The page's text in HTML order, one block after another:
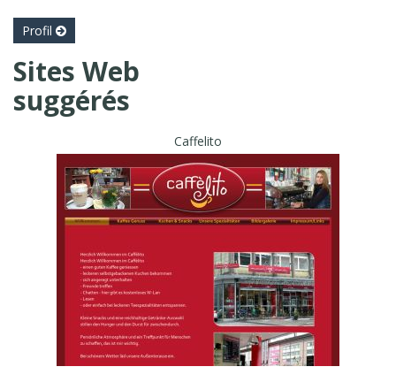
Profil
Sites Web
suggérés
Caffelito